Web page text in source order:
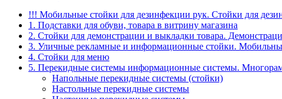
!!! Мобильные стойки для дезинфекции рук. Стойки для
1. Подставки для обуви, товара в витрину магазина
2. Стойки для демонстрации и выкладки товара.
3. Уличные рекламные и информационные стойки.
4. Стойки для меню
5. Перекидные системы информационные системы.
Напольные перекидные системы (стойки)
Настольные перекидные системы